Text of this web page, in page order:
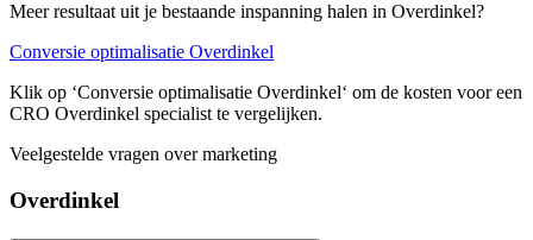
Meer resultaat uit je bestaande inspanning halen in Overdinkel?
Conversie optimalisatie Overdinkel
Klik op ‘Conversie optimalisatie Overdinkel‘ om de kosten voor een
CRO Overdinkel specialist te vergelijken.
Veelgestelde vragen over marketing
Overdinkel